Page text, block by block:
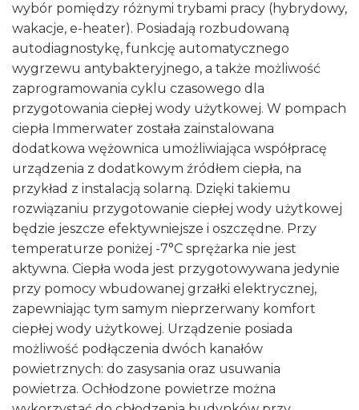
wybór pomiędzy różnymi trybami pracy (hybrydowy,
wakacje, e-heater). Posiadają rozbudowaną
autodiagnostykę, funkcję automatycznego
wygrzewu antybakteryjnego, a także możliwość
zaprogramowania cyklu czasowego dla
przygotowania ciepłej wody użytkowej. W pompach
ciepła Immerwater została zainstalowana
dodatkowa wężownica umożliwiająca współpracę
urządzenia z dodatkowym źródłem ciepła, na
przykład z instalacją solarną. Dzięki takiemu
rozwiązaniu przygotowanie ciepłej wody użytkowej
będzie jeszcze efektywniejsze i oszczędne. Przy
temperaturze poniżej -7°C sprężarka nie jest
aktywna. Ciepła woda jest przygotowywana jedynie
przy pomocy wbudowanej grzałki elektrycznej,
zapewniając tym samym nieprzerwany komfort
ciepłej wody użytkowej. Urządzenie posiada
możliwość podłączenia dwóch kanałów
powietrznych: do zasysania oraz usuwania
powietrza. Ochłodzone powietrze można